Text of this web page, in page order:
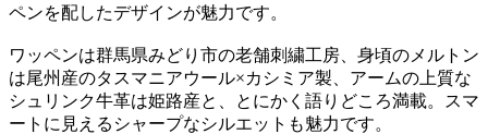
ペンを配したデザインが魅力です。
ワッペンは群馬県みどり市の老舗刺繍工房、身頃のメルトン
は尾州産のタスマニアウール×カシミア製、アームの上質な
シュリンク牛革は姫路産と、とにかく語りどころ満載。スマ
ートに見えるシャープなシルエットも魅力です。